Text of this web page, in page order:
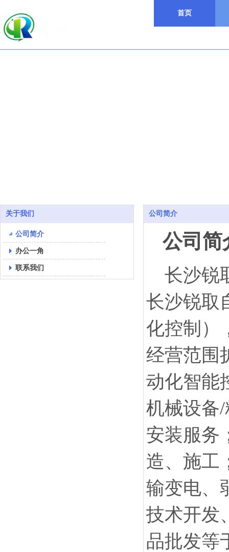
首页
关于我们
公司简介
办公一角
联系我们
公司简介
公司简
长沙锐
长沙锐取
化控制）
经营范围
动化智能
机械设备
安装服务
造、施工
输变电、
技术开发
品批发等